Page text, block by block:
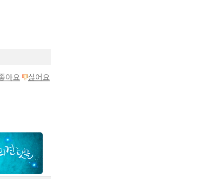
아요 싫어요